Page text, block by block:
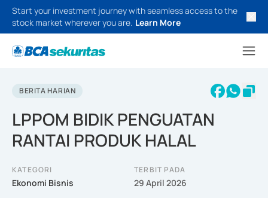
Start your investment journey with seamless access to the
stock market wherever you are. Learn More
BERITA HARIAN
LPPOM BIDIK PENGUATAN
RANTAI PRODUK HALAL
KATEGORI
Ekonomi Bisnis
TERBIT PADA
29 April 2026